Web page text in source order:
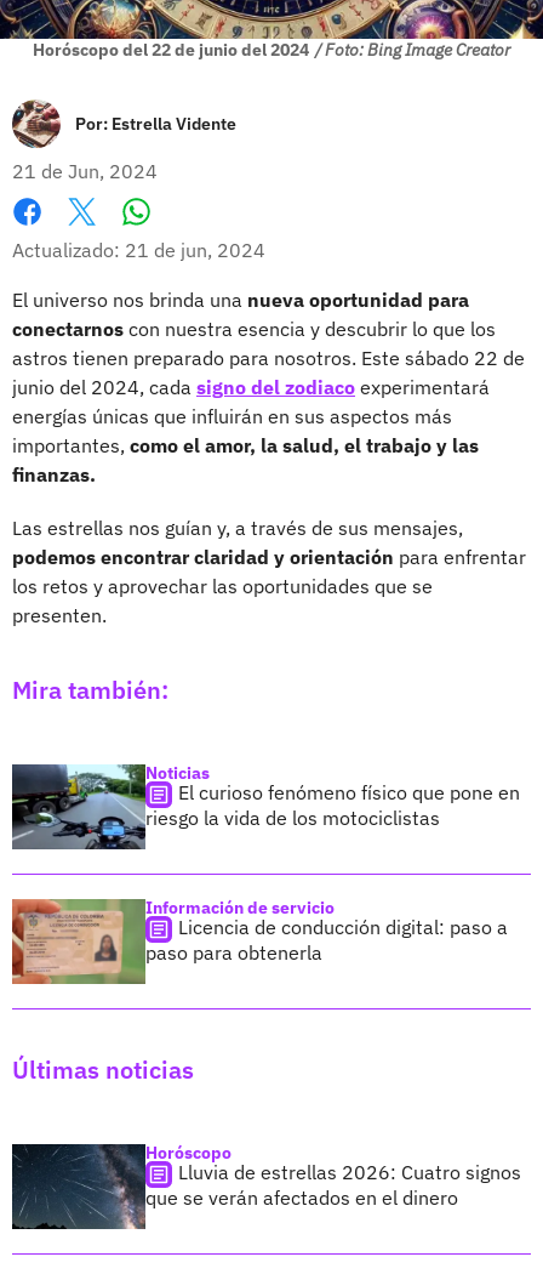
Horóscopo del 22 de junio del 2024 / Foto: Bing Image Creator
Por: Estrella Vidente
21 de Jun, 2024
Facebook
X
Actualizado: 21 de jun, 2024
El universo nos brinda una nueva oportunidad para
conectarnos con nuestra esencia y descubrir lo que los
astros tienen preparado para nosotros. Este sábado 22 de
junio del 2024, cada signo del zodiaco experimentará
energías únicas que influirán en sus aspectos más
importantes, como el amor, la salud, el trabajo y las
finanzas.
Las estrellas nos guían y, a través de sus mensajes,
podemos encontrar claridad y orientación para enfrentar
los retos y aprovechar las oportunidades que se
presenten.
Mira también:
Noticias
El curioso fenómeno físico que pone en
riesgo la vida de los motociclistas
Información de servicio
Licencia de conducción digital: paso a
paso para obtenerla
Últimas noticias
Horóscopo
Lluvia de estrellas 2026: Cuatro signos
que se verán afectados en el dinero